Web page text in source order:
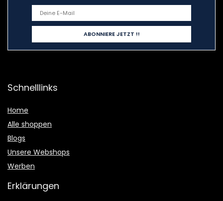
Schnelllinks
Home
Alle shoppen
Blogs
Unsere Webshops
Werben
Erklärungen